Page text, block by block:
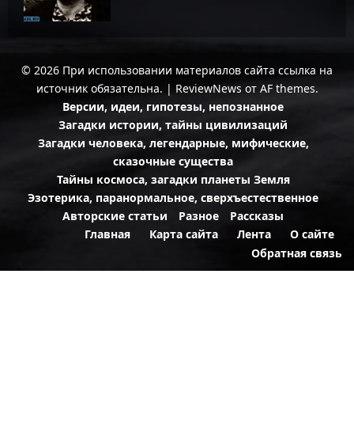
© 2026 При использовании материалов сайта ссылка на
источник обязательна. | ReviewNews от AF themes.
Версии, идеи, гипотезы, непознанное
Загадки истории, тайны цивилизаций
Загадки человека, легендарные, мифические,
сказочные существа
Тайны космоса, загадки планеты Земля
Эзотерика, паранормальное, сверхъестественное
Авторские статьи
Разное
Рассказы
Главная
Карта сайта Лента
О сайте
Обратная связь